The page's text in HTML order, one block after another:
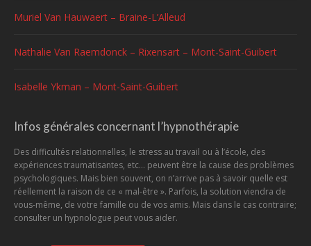
Muriel Van Hauwaert – Braine-L’Alleud
Nathalie Van Raemdonck – Rixensart – Mont-Saint-Guibert
Isabelle Ykman – Mont-Saint-Guibert
Infos générales concernant l’hypnothérapie
Des difficultés relationnelles, le stress au travail ou à l’école, des
expériences traumatisantes, etc... peuvent être la cause des problèmes
psychologiques. Mais bien souvent, on n’arrive pas à savoir quelle est
réellement la raison de ce « mal-être ». Parfois, la solution viendra de
vous-même, de votre famille ou de vos amis. Mais dans le cas contraire;
consulter un hypnologue peut vous aider.